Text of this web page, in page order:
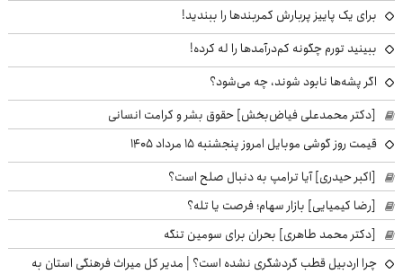
برای یک پاییز پربارش کمربندها را ببندید!
ببینید تورم چگونه کم‌درآمدها را له کرده!
اگر پشه‌ها نابود شوند، چه می‌شود؟
[دکتر محمدعلی فیاض‌بخش] حقوق بشر و کرامت انسانی
قیمت روز گوشی موبایل امروز پنجشنبه ۱۵ مرداد ۱۴۰۵
[اکبر حیدری] آیا ترامپ به دنبال صلح است؟
[رضا کیمیایی] بازار سهام؛ فرصت یا تله؟
[دکتر محمد طاهری] بحران برای سومین تنگه
چرا اردبیل قطب گردشگری نشده است؟ | مدیر کل میراث فرهنگی استان به